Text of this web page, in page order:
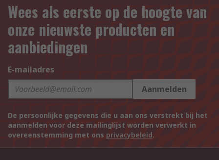
Wees als eerste op de hoogte van
onze nieuwste producten en
aanbiedingen
E-mailadres
Aanmelden
De persoonlijke gegevens die u aan ons verstrekt bij het
aanmelden voor deze mailinglijst worden verwerkt in
overeenstemming met ons privacybeleid.